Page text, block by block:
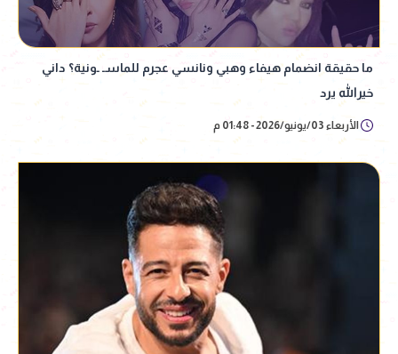
ما حقيقة انضمام هيفاء وهبي ونانسي عجرم للماسـ ـونية؟ داني
خيرالله يرد
الأربعاء 03/يونيو/2026 - 01:48 م